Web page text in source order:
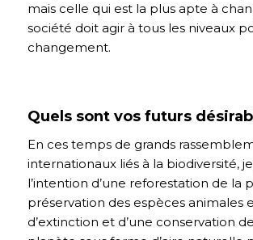
mais celle qui est la plus apte à
société doit agir à tous les niveaux
changement.
Quels sont vos futurs
En ces temps de grands
internationaux liés à la biodiversité,
l’intention d’une reforestation de la
préservation des espèces animales
d’extinction et d’une conservation